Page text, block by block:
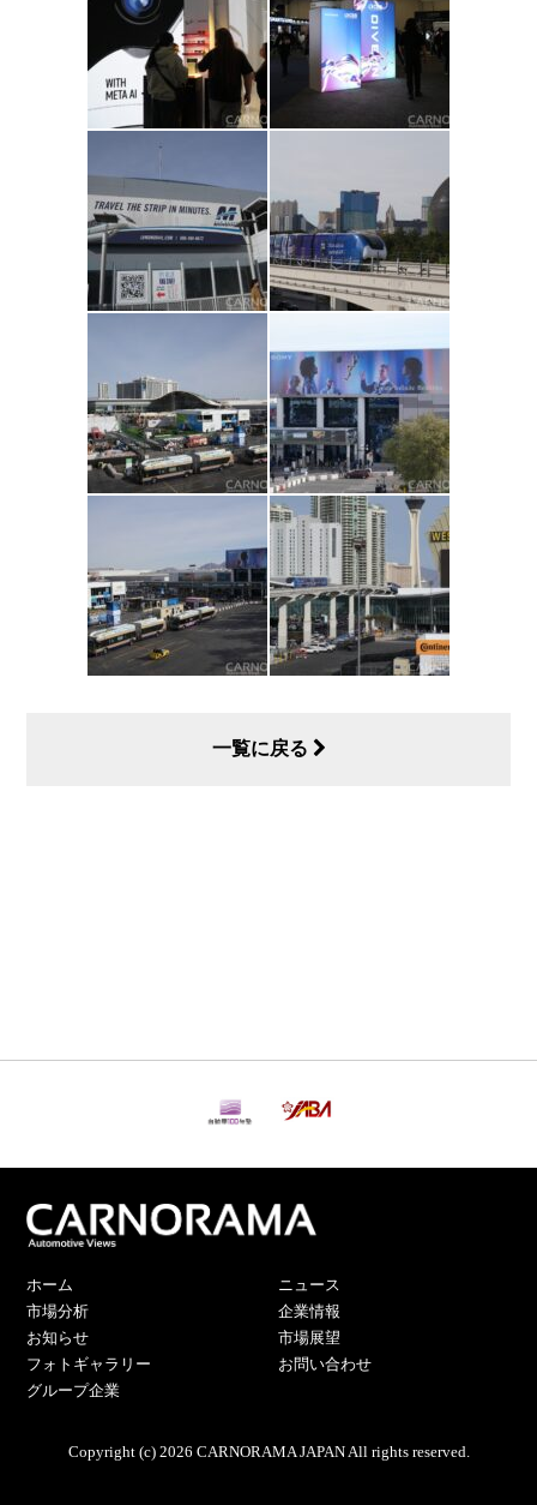
一覧に戻る
ホーム
市場分析
ニュース
企業情報
お知らせ
フォトギャラリー
市場展望
お問い合わせ
グループ企業
Copyright (c) 2026 CARNORAMA JAPAN All rights reserved.